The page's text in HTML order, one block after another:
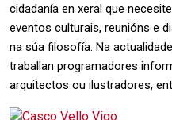
cidadanía en xeral que
eventos culturais, reunións e
na súa filosofía. Na
traballan programadores
arquitectos ou ilustradores,